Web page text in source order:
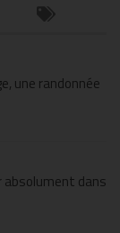
une randonnée
absolument dans